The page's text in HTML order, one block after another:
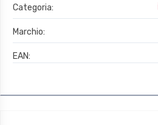
Categoria:
Marchio:
EAN: